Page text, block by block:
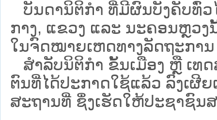
ບັນດານິຕິກໍາ ທີ່ມີຜົນບັງຄັບທົ່
ກາງ, ແຂວງ ແລະ ນະຄອນຫຼວ
ໃນຈົດໝາຍເຫດທາງລັດຖະການ
ສຳລັບນິ​ຕິ​ກຳ ຂັ້ນເມືອງ ຫຼື ເທ
ຕົນທີ່ໄດ້ປະກາດໃຊ້ແລ້ວ ລົງ​ເຜີ
ສະຖານທີ່ ຊຶ່ງເຮັດໃຫ້ປະຊາຊົນສ